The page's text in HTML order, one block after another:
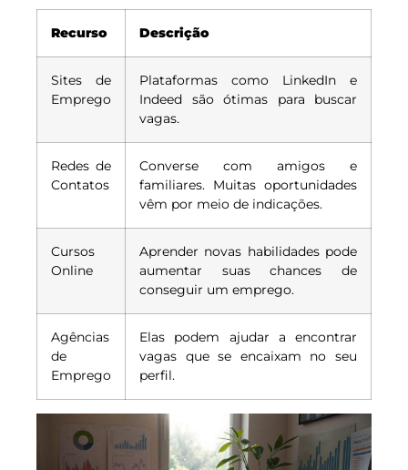
Recurso Descrição
Sites de
Emprego
Plataformas como LinkedIn e
Indeed são ótimas para buscar
vagas.
Redes de
Contatos
Converse com amigos e
familiares. Muitas oportunidades
vêm por meio de indicações.
Cursos
Online
Aprender novas habilidades pode
aumentar suas chances de
conseguir um emprego.
Agências
de
Emprego
Elas podem ajudar a encontrar
vagas que se encaixam no seu
perfil.